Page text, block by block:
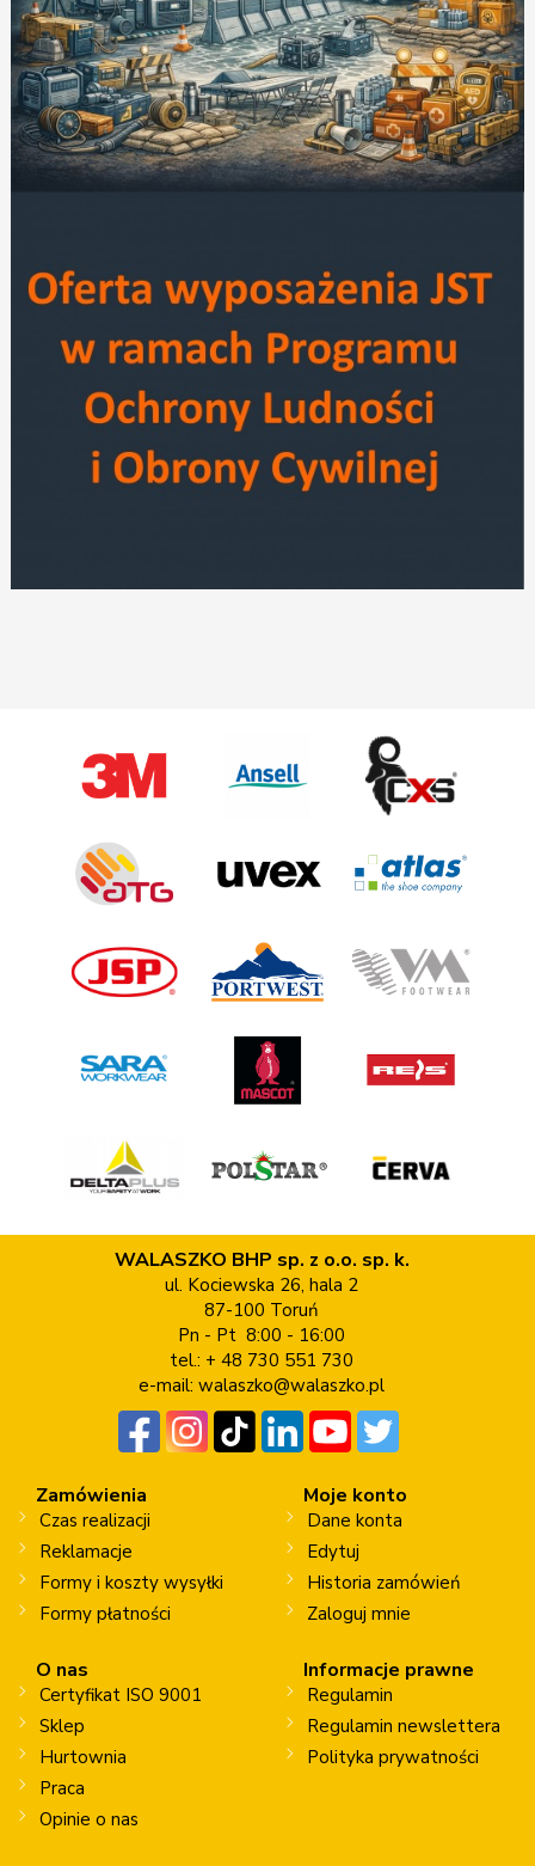
WALASZKO BHP sp. z o.o. sp. k.
ul. Kociewska 26, hala 2
87-100 Toruń
Pn - Pt 8:00 - 16:00
tel.: + 48 730 551 730
e-mail: walaszko@walaszko.pl
Zamówienia
Czas realizacji
Reklamacje
Formy i koszty wysyłki
Formy płatności
Moje konto
Dane konta
Edytuj
Historia zamówień
Zaloguj mnie
O nas
Certyfikat ISO 9001
Sklep
Hurtownia
Praca
Opinie o nas
Informacje prawne
Regulamin
Regulamin newslettera
Polityka prywatności